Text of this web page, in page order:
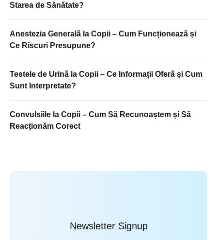
Starea de Sănătate?
Anestezia Generală la Copii – Cum Funcționează și
Ce Riscuri Presupune?
Testele de Urină la Copii – Ce Informații Oferă și Cum
Sunt Interpretate?
Convulsiile la Copii – Cum Să Recunoaștem și Să
Reacționăm Corect
Newsletter Signup